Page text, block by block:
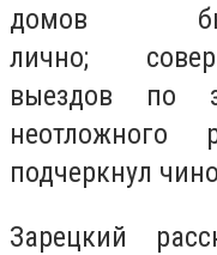
домов
лично;
выездов по
неотложного
подчеркнул
Зарецкий